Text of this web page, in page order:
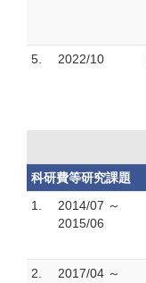
5. 2022/10
科研費等研究課題
1.
2014/07 ～
2015/06
2.
2017/04 ～